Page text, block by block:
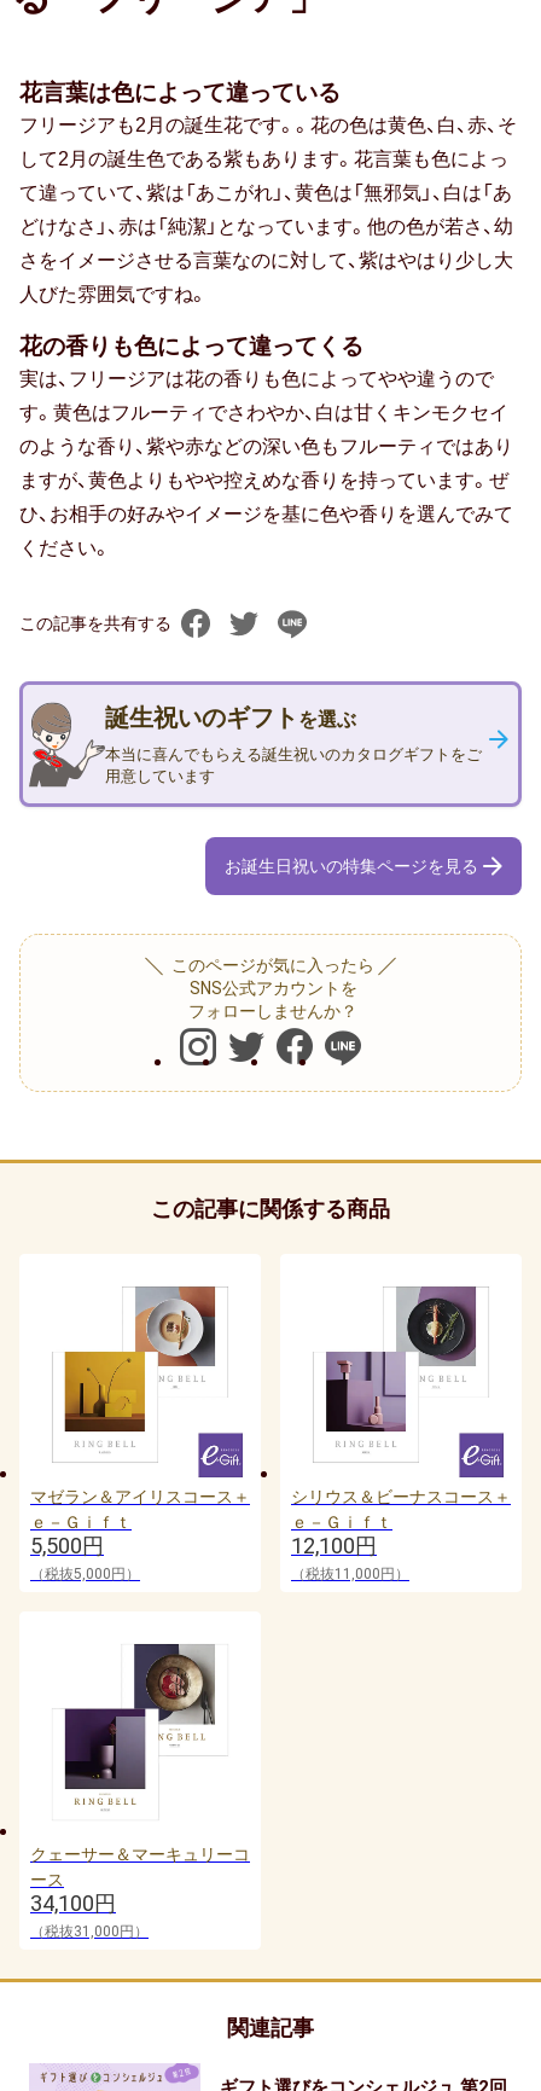
お中元
暑中・残暑見舞い
寒中見舞い
お歳暮
お年賀
父の日
敬老の日
ひな祭り
こどもの日
ギフトマナー
マナー・常識
メッセージ（メッセージカード・お礼
状）
包装・ラッピング
贈る相手別
50代男性
60代男性
おじいちゃん・祖父
80代男性
おばあちゃん・祖母
20代女性
30代女性
子供（ 赤ちゃん・孫 )
花言葉は色によって違っている
フリージアも2月の誕生花です。。花の色は黄色、白、赤、そ
して2月の誕生色である紫もあります。花言葉も色によっ
て違っていて、紫は「あこがれ」、黄色は「無邪気」、白は「あ
どけなさ」、赤は「純潔」となっています。他の色が若さ、幼
さをイメージさせる言葉なのに対して、紫はやはり少し大
人びた雰囲気ですね。
花の香りも色によって違ってくる
実は、フリージアは花の香りも色によってやや違うので
す。黄色はフルーティでさわやか、白は甘くキンモクセイ
のような香り、紫や赤などの深い色もフルーティではあり
ますが、黄色よりもやや控えめな香りを持っています。ぜ
ひ、お相手の好みやイメージを基に色や香りを選んでみて
ください。
この記事を共有する
誕生祝いのギフト を選ぶ
本当に喜んでもらえる誕生祝いのカタログギフトをご
用意しています
お誕生日祝いの特集ページを見る
このページが気に入ったら
SNS公式アカウントを
フォローしませんか？
この記事に関係する商品
マゼラン＆アイリスコース＋
ｅ－Ｇｉｆｔ
5,500円
（税抜5,000円）
シリウス＆ビーナスコース＋
ｅ－Ｇｉｆｔ
12,100円
（税抜11,000円）
クェーサー＆マーキュリーコ
ース
34,100円
（税抜31,000円）
関連記事